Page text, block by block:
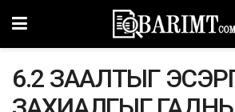
6.2 ЗААЛТЫГ